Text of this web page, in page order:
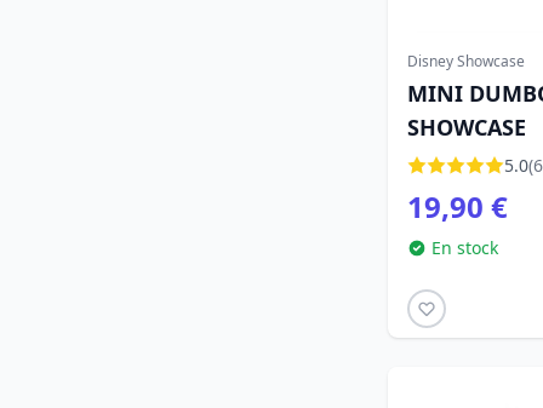
Disney Showcase
MINI
SHOWCASE
5.0
19,90 €
En stock